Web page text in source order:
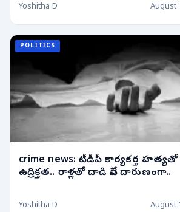
Yoshitha D August
POLITICS
crime news: టీడీపీ కార్యకర్త
ఉద్రిక్తత.. రాళ్లతో దాడి చేసి దారుణంగా..
Yoshitha D August